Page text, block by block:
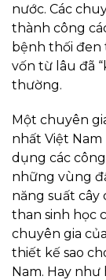
nước. Các
thành công
bệnh thối đen
vốn từ lâu đã
thường.
Một chuyên
nhất Việt
dụng các
những vùng
năng suất cây
than sinh học
chuyên gia
thiết kế sao
Nam. Hay